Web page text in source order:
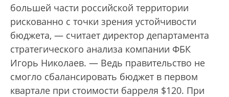
большей части российской территории
рискованно с точки зрения устойчивости
бюджета, — считает директор департамента
стратегического анализа компании ФБК
Игорь Николаев. — Ведь правительство не
смогло сбалансировать бюджет в первом
квартале при стоимости барреля $120. При